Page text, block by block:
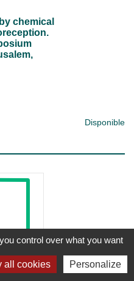
chemical
Disponible
control over what you want
all cookies Personalize